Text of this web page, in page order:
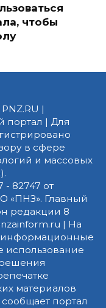
чтобы
|
| Для
в сфере
и массовых
82747 от
«ПНЗ». Главный
редакции 8
| На
информационные
использование
материалов
портал